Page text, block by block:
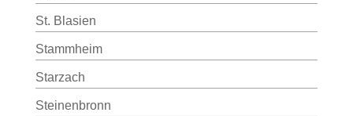
St. Blasien
Stammheim
Starzach
Steinenbronn